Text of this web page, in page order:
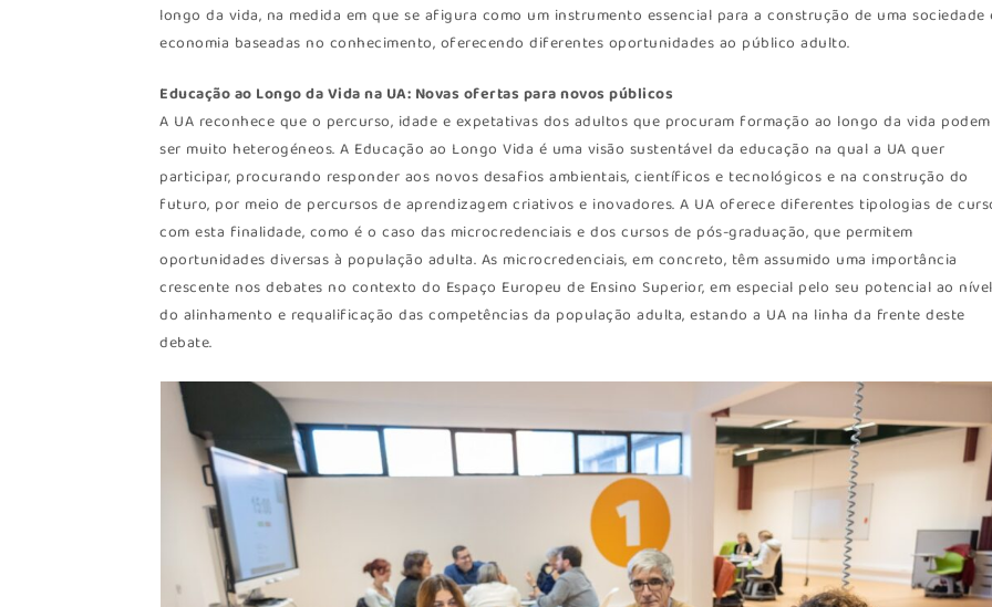
longo da vida, na medida em que se afigura como um instrumento essencial para a construção de uma sociedade
economia baseadas no conhecimento, oferecendo diferentes oportunidades ao público adulto.
Educação ao Longo da Vida na UA: Novas ofertas para novos públicos
A UA reconhece que o percurso, idade e expetativas dos adultos que procuram formação ao longo da vida podem
ser muito heterogéneos. A Educação ao Longo Vida é uma visão sustentável da educação na qual a UA quer
participar, procurando responder aos novos desafios ambientais, científicos e tecnológicos e na construção do
futuro, por meio de percursos de aprendizagem criativos e inovadores. A UA oferece diferentes tipologias de
com esta finalidade, como é o caso das microcredenciais e dos cursos de pós-graduação, que permitem
oportunidades diversas à população adulta. As microcredenciais, em concreto, têm assumido uma importância
crescente nos debates no contexto do Espaço Europeu de Ensino Superior, em especial pelo seu potencial ao nível
do alinhamento e requalificação das competências da população adulta, estando a UA na linha da frente deste
debate.